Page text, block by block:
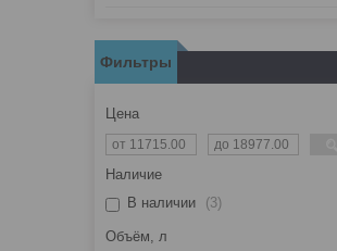
Фильтры
Цена
Наличие
В наличии
3
Объём, л